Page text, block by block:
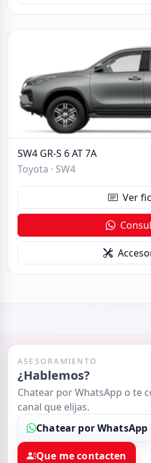
SW4 GR-S 6 AT 7A
Toyota · SW4
Ver
ASESORAMIENTO
¿Hablemos?
Chatear por WhatsApp o te
canal que elijas.
Chatear por WhatsApp
Que me contacten